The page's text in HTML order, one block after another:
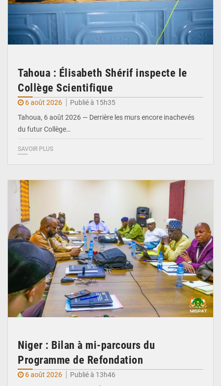
Tahoua : Élisabeth Shérif inspecte le
Collège Scientifique
6 août 2026
Publié à 15h35
Tahoua, 6 août 2026 — Derrière les murs encore inachevés
du futur Collège…
SAVOIR PLUS
Niger : Bilan à mi-parcours du
Programme de Refondation
6 août 2026
Publié à 13h46